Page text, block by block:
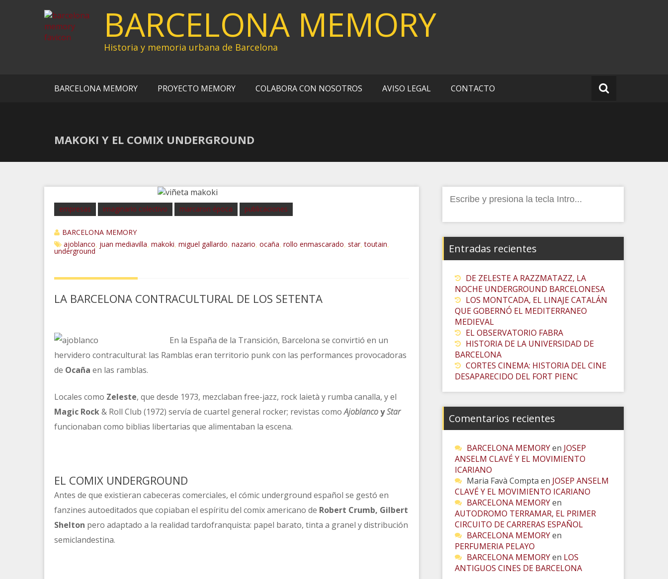
BARCELONA MEMORY
Historia y memoria urbana de Barcelona
BARCELONA MEMORY PROYECTO MEMORY COLABORA CON NOSOTROS AVISO LEGAL CONTACTO
MAKOKI Y EL COMIX UNDERGROUND
empresas imaginario colectivo marcaron época publicaciones
BARCELONA MEMORY
ajoblanco juan mediavilla makoki miguel gallardo nazario ocaña rollo enmascarado star,toutain
underground
LA BARCELONA CONTRACULTURAL DE LOS SETENTA
En la España de la Transición, Barcelona se convirtió en un
hervidero contracultural: las Ramblas eran territorio punk con las performances provocadoras
de Ocaña en las ramblas.
Locales como Zeleste, que desde 1973, mezclaban free-jazz, rock laietà y rumba canalla, y el
Magic Rock& Roll Club (1972) servía de cuartel general rocker; revistas comoAjoblancoyStar
funcionaban como biblias libertarias que alimentaban la escena.
EL COMIX UNDERGROUND
Antes de que existieran cabeceras comerciales, el cómic underground español se gestó en
fanzines autoeditados que copiaban el espíritu del comix americano de Robert Crumb, Gilbert
Shelton pero adaptado a la realidad tardofranquista: papel barato, tinta a granel y distribución
semiclandestina.
Entradas recientes
DE ZELESTE A RAZZMATAZZ, LA
NOCHE UNDERGROUND BARCELONESA
LOS MONTCADA, EL LINAJE CATALÁN
QUE GOBERNÓ EL MEDITERRANEO
MEDIEVAL
EL OBSERVATORIO FABRA
HISTORIA DE LA UNIVERSIDAD DE
BARCELONA
CORTES CINEMA: HISTORIA DEL CINE
DESAPARECIDO DEL FORT PIENC
Comentarios recientes
BARCELONA MEMORYen JOSEP
ANSELM CLAVÉ Y EL MOVIMIENTO
ICARIANO
Maria Favà Compta en JOSEP ANSELM
CLAVÉ Y EL MOVIMIENTO ICARIANO
BARCELONA MEMORYen
AUTODROMO TERRAMAR, EL PRIMER
CIRCUITO DE CARRERAS ESPAÑOL
BARCELONA MEMORYen
PERFUMERIA PELAYO
BARCELONA MEMORYen LOS
ANTIGUOS CINES DE BARCELONA